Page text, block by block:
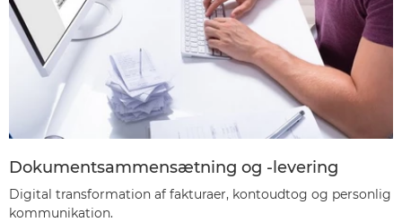
Dokumentsammensætning og -levering
Digital transformation af fakturaer, kontoudtog og personlig
kommunikation.